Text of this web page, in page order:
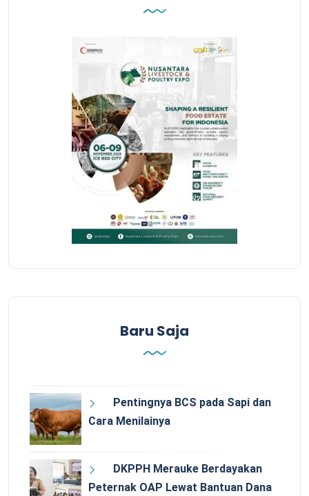
Baru Saja
Pentingnya BCS pada Sapi dan
Cara Menilainya
DKPPH Merauke Berdayakan
Peternak OAP Lewat Bantuan Dana